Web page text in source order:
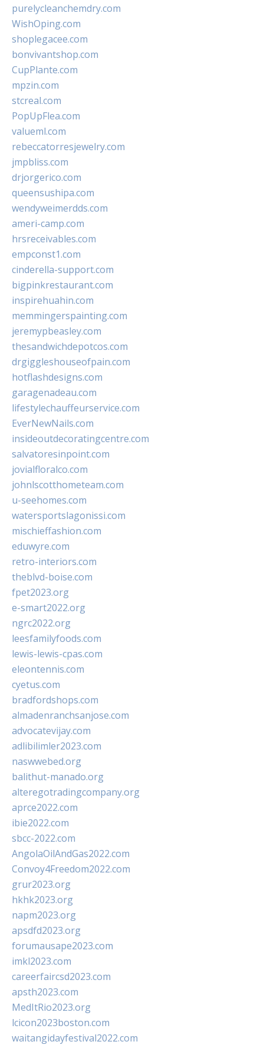
purelycleanchemdry.com
WishOping.com
shoplegacee.com
bonvivantshop.com
CupPlante.com
mpzin.com
stcreal.com
PopUpFlea.com
valueml.com
rebeccatorresjewelry.com
jmpbliss.com
drjorgerico.com
queensushipa.com
wendyweimerdds.com
ameri-camp.com
hrsreceivables.com
empconst1.com
cinderella-support.com
bigpinkrestaurant.com
inspirehuahin.com
memmingerspainting.com
jeremypbeasley.com
thesandwichdepotcos.com
drgiggleshouseofpain.com
hotflashdesigns.com
garagenadeau.com
lifestylechauffeurservice.com
EverNewNails.com
insideoutdecoratingcentre.com
salvatoresinpoint.com
jovialfloralco.com
johnlscotthometeam.com
u-seehomes.com
watersportslagonissi.com
mischieffashion.com
eduwyre.com
retro-interiors.com
theblvd-boise.com
fpet2023.org
e-smart2022.org
ngrc2022.org
leesfamilyfoods.com
lewis-lewis-cpas.com
eleontennis.com
cyetus.com
bradfordshops.com
almadenranchsanjose.com
advocatevijay.com
adlibilimler2023.com
naswwebed.org
balithut-manado.org
alteregotradingcompany.org
aprce2022.com
ibie2022.com
sbcc-2022.com
AngolaOilAndGas2022.com
Convoy4Freedom2022.com
grur2023.org
hkhk2023.org
napm2023.org
apsdfd2023.org
forumausape2023.com
imkl2023.com
careerfaircsd2023.com
apsth2023.com
MedItRio2023.org
lcicon2023boston.com
waitangidayfestival2022.com